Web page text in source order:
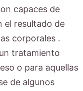
capaces de
el resultado de
corporales .
tratamiento
o para aquellas
de algunos